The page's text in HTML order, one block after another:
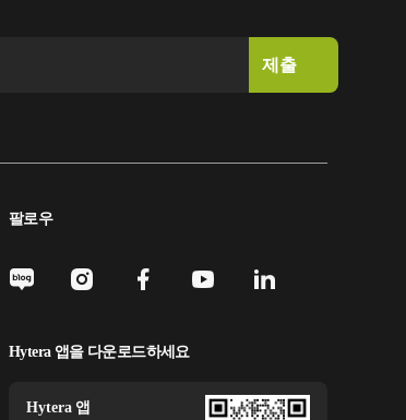
팔로우
Hytera 앱을 다운로드하세요
Hytera 앱